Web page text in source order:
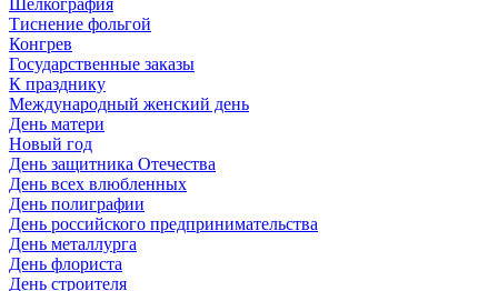
Шелкография
Тиснение фольгой
Конгрев
Государственные заказы
К празднику
Международный женский день
День матери
Новый год
День защитника Отечества
День всех влюбленных
День полиграфии
День российского предпринимательства
День металлурга
День флориста
День строителя